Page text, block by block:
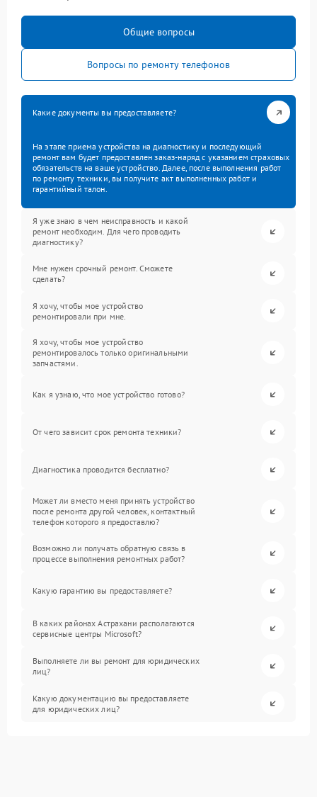
Общие вопросы
Вопросы по ремонту телефонов
Какие документы вы предоставляете?
На этапе приема устройства на диагностику и последующий
ремонт вам будет предоставлен заказ-наряд с указанием страховых
обязательств на ваше устройство. Далее, после выполнения работ
по ремонту техники, вы получите акт выполненных работ и
гарантийный талон.
Я уже знаю в чем неисправность и какой
ремонт необходим. Для чего проводить
диагностику?
Мне нужен срочный ремонт. Сможете
сделать?
Я хочу, чтобы мое устройство
ремонтировали при мне.
Я хочу, чтобы мое устройство
ремонтировалось только оригинальными
запчастями.
Как я узнаю, что мое устройство готово?
От чего зависит срок ремонта техники?
Диагностика проводится бесплатно?
Может ли вместо меня принять устройство
после ремонта другой человек, контактный
телефон которого я предоставлю?
Возможно ли получать обратную связь в
процессе выполнения ремонтных работ?
Какую гарантию вы предоставляете?
В каких районах Астрахани располагаются
сервисные центры Microsoft?
Выполняете ли вы ремонт для юридических
лиц?
Какую документацию вы предоставляете
для юридических лиц?